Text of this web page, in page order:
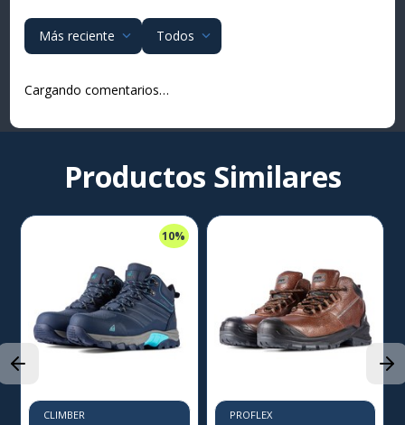
Más reciente Todos
Cargando comentarios…
Productos Similares
10%
CLIMBER PROFLEX